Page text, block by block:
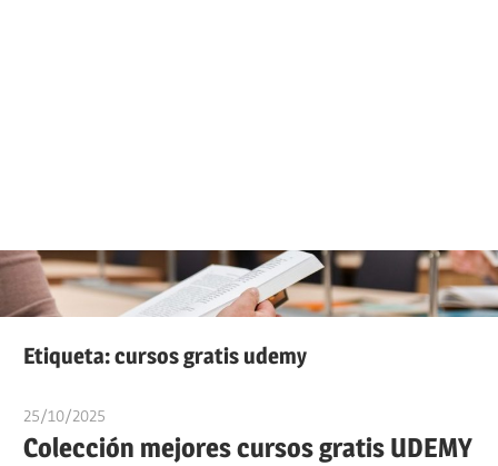
Etiqueta:cursos gratis udemy
25/10/2025
Colección mejores cursos gratis UDEMY